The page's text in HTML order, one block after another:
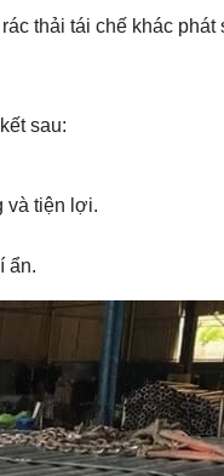
thải tái chế khác
sau:
và tiện lợi.
ẩn.